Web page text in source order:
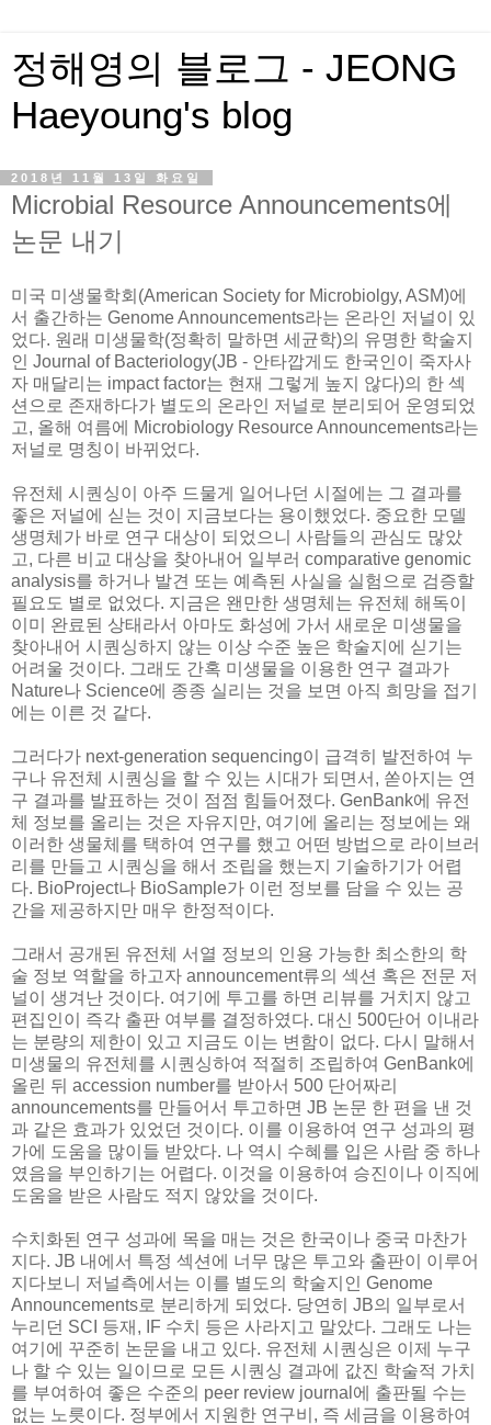
정해영의 블로그 - JEONG
Haeyoung's blog
2018년 11월 13일 화요일
Microbial Resource Announcements에
논문 내기
미국 미생물학회(American Society for Microbiolgy, ASM)에
서 출간하는 Genome Announcements라는 온라인 저널이 있
었다. 원래 미생물학(정확히 말하면 세균학)의 유명한 학술지
인 Journal of Bacteriology(JB - 안타깝게도 한국인이 죽자사
자 매달리는 impact factor는 현재 그렇게 높지 않다)의 한 섹
션으로 존재하다가 별도의 온라인 저널로 분리되어 운영되었
고, 올해 여름에 Microbiology Resource Announcements라는
저널로 명칭이 바뀌었다.
유전체 시퀀싱이 아주 드물게 일어나던 시절에는 그 결과를
좋은 저널에 싣는 것이 지금보다는 용이했었다. 중요한 모델
생명체가 바로 연구 대상이 되었으니 사람들의 관심도 많았
고, 다른 비교 대상을 찾아내어 일부러 comparative genomic
analysis를 하거나 발견 또는 예측된 사실을 실험으로 검증할
필요도 별로 없었다. 지금은 왠만한 생명체는 유전체 해독이
이미 완료된 상태라서 아마도 화성에 가서 새로운 미생물을
찾아내어 시퀀싱하지 않는 이상 수준 높은 학술지에 싣기는
어려울 것이다. 그래도 간혹 미생물을 이용한 연구 결과가
Nature나 Science에 종종 실리는 것을 보면 아직 희망을 접기
에는 이른 것 같다.
그러다가 next-generation sequencing이 급격히 발전하여 누
구나 유전체 시퀀싱을 할 수 있는 시대가 되면서, 쏟아지는 연
구 결과를 발표하는 것이 점점 힘들어졌다. GenBank에 유전
체 정보를 올리는 것은 자유지만, 여기에 올리는 정보에는 왜
이러한 생물체를 택하여 연구를 했고 어떤 방법으로 라이브러
리를 만들고 시퀀싱을 해서 조립을 했는지 기술하기가 어렵
다. BioProject나 BioSample가 이런 정보를 담을 수 있는 공
간을 제공하지만 매우 한정적이다.
그래서 공개된 유전체 서열 정보의 인용 가능한 최소한의 학
술 정보 역할을 하고자 announcement류의 섹션 혹은 전문 저
널이 생겨난 것이다. 여기에 투고를 하면 리뷰를 거치지 않고
편집인이 즉각 출판 여부를 결정하였다. 대신 500단어 이내라
는 분량의 제한이 있고 지금도 이는 변함이 없다. 다시 말해서
미생물의 유전체를 시퀀싱하여 적절히 조립하여 GenBank에
올린 뒤 accession number를 받아서 500 단어짜리
announcements를 만들어서 투고하면 JB 논문 한 편을 낸 것
과 같은 효과가 있었던 것이다. 이를 이용하여 연구 성과의 평
가에 도움을 많이들 받았다. 나 역시 수혜를 입은 사람 중 하나
였음을 부인하기는 어렵다. 이것을 이용하여 승진이나 이직에
도움을 받은 사람도 적지 않았을 것이다.
수치화된 연구 성과에 목을 매는 것은 한국이나 중국 마찬가
지다. JB 내에서 특정 섹션에 너무 많은 투고와 출판이 이루어
지다보니 저널측에서는 이를 별도의 학술지인 Genome
Announcements로 분리하게 되었다. 당연히 JB의 일부로서
누리던 SCI 등재, IF 수치 등은 사라지고 말았다. 그래도 나는
여기에 꾸준히 논문을 내고 있다. 유전체 시퀀싱은 이제 누구
나 할 수 있는 일이므로 모든 시퀀싱 결과에 값진 학술적 가치
를 부여하여 좋은 수준의 peer review journal에 출판될 수는
없는 노릇이다. 정부에서 지원한 연구비, 즉 세금을 이용하여